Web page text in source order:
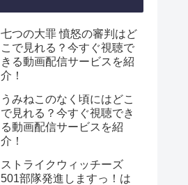
七つの大罪 憤怒の審判はど
こで見れる？今すぐ視聴で
きる動画配信サービスを紹
介！
うみねこのなく頃にはどこ
で見れる？今すぐ視聴でき
る動画配信サービスを紹
介！
ストライクウィッチーズ
501部隊発進しますっ！は